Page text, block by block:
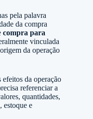
pela palavra
da compra
compra para
vinculada
da operação
da operação
referenciar a
quantidades,
e